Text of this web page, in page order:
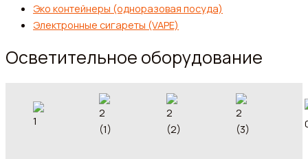
Эко контейнеры (одноразовая посуда)
Электронные сигареты (VAPE)
Осветительное оборудование